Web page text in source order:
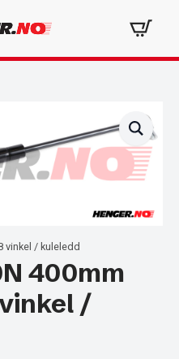
vinkel / kuleledd
400mm
/